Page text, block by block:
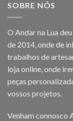
SOBRE NÓS
O Andar na Lua
de 2014, onde de
trabalhos de
loja online, onde
peças
vossos projetos.
Venham connosco